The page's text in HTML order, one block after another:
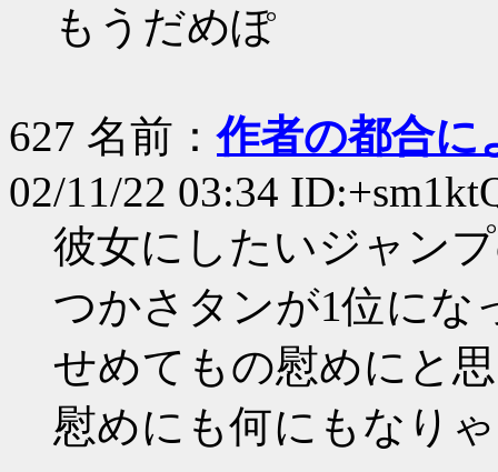
もうだめぽ
627 名前：作者の都合に
02/11/22 03:34
彼女にしたいジャン
つかさタンが1位にな
せめてもの慰めにと
慰めにも何にもなり